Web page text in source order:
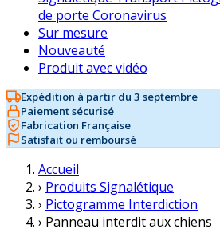
de porte Coronavirus
Sur mesure
Nouveauté
Produit avec vidéo
Expédition à partir du 3 septembre
Paiement sécurisé
Fabrication Française
Satisfait ou remboursé
Accueil
› Produits Signalétique
› Pictogramme Interdiction
› Panneau interdit aux chiens